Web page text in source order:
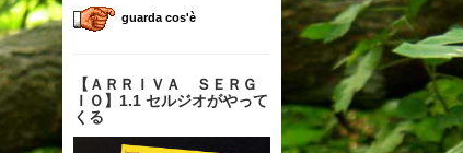
guarda cos'è
【 ＡＲＲＩＶＡ ＳＥＲＧ
ＩＯ】1.1 セルジオがやって
くる